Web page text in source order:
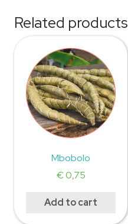
Related products
Mbobolo
€0,75
Add to cart